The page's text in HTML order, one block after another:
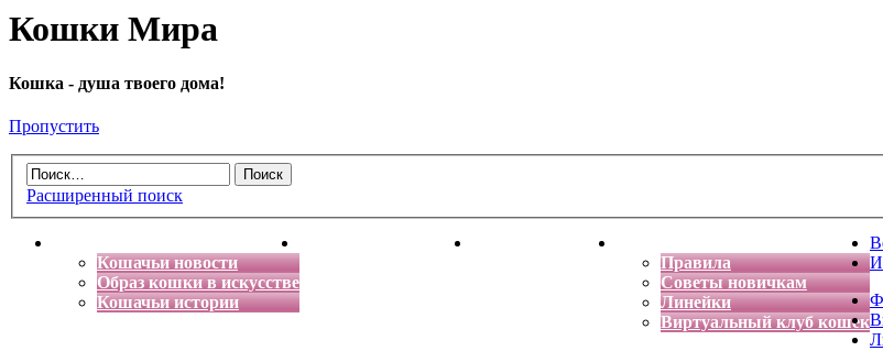
Кошки Мира
Кошка - душа твоего дома!
Пропустить
Расширенный поиск
Кошачьи новости
Образ кошки в искусстве
Кошачьи истории
Энциклопедия кошек Детская фантазия
Правила
Советы новичкам
Линейки
Виртуальный клуб кошек